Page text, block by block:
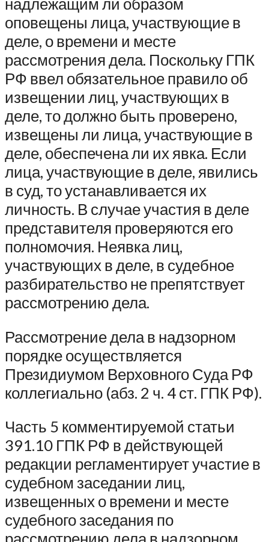
оповещены лица, участвующие в
деле, о времени и месте
рассмотрения дела. Поскольку ГПК
РФ ввел обязательное правило об
извещении лиц, участвующих в
деле, то должно быть проверено,
извещены ли лица, участвующие в
деле, обеспечена ли их явка. Если
лица, участвующие в деле, явились
в суд, то устанавливается их
личность. В случае участия в деле
представителя проверяются его
полномочия. Неявка лиц,
участвующих в деле, в судебное
разбирательство не препятствует
рассмотрению дела.
Рассмотрение дела в надзорном
порядке осуществляется
Президиумом Верховного Суда РФ
коллегиально (абз. 2 ч. 4 ст. ГПК РФ).
Часть 5 комментируемой статьи
391.10 ГПК РФ в действующей
редакции регламентирует участие в
судебном заседании лиц,
извещенных о времени и месте
судебного заседания по